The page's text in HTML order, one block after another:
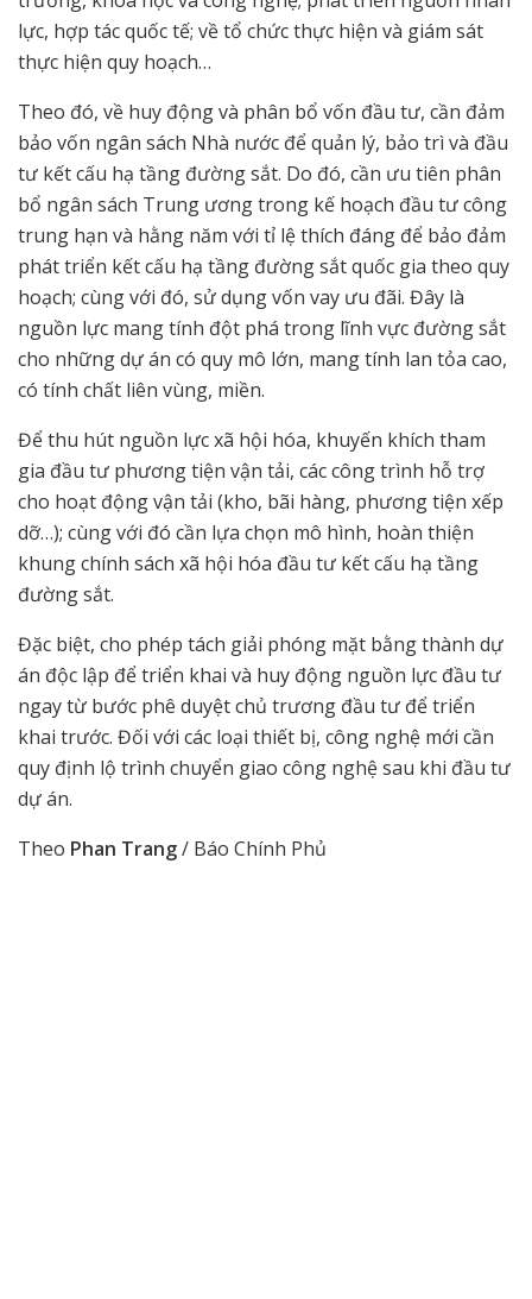
lực, hợp tác quốc tế; về tổ chức thực hiện và giám sát
thực hiện quy hoạch…
Theo đó, về huy động và phân bổ vốn đầu tư, cần đảm
bảo vốn ngân sách Nhà nước để quản lý, bảo trì và đầu
tư kết cấu hạ tầng đường sắt. Do đó, cần ưu tiên phân
bổ ngân sách Trung ương trong kế hoạch đầu tư công
trung hạn và hằng năm với tỉ lệ thích đáng để bảo đảm
phát triển kết cấu hạ tầng đường sắt quốc gia theo quy
hoạch; cùng với đó, sử dụng vốn vay ưu đãi. Đây là
nguồn lực mang tính đột phá trong lĩnh vực đường sắt
cho những dự án có quy mô lớn, mang tính lan tỏa cao,
có tính chất liên vùng, miền.
Để thu hút nguồn lực xã hội hóa, khuyến khích tham
gia đầu tư phương tiện vận tải, các công trình hỗ trợ
cho hoạt động vận tải (kho, bãi hàng, phương tiện xếp
dỡ…); cùng với đó cần lựa chọn mô hình, hoàn thiện
khung chính sách xã hội hóa đầu tư kết cấu hạ tầng
đường sắt.
Đặc biệt, cho phép tách giải phóng mặt bằng thành dự
án độc lập để triển khai và huy động nguồn lực đầu tư
ngay từ bước phê duyệt chủ trương đầu tư để triển
khai trước. Đối với các loại thiết bị, công nghệ mới cần
quy định lộ trình chuyển giao công nghệ sau khi đầu tư
dự án.
Theo Phan Trang/ Báo Chính Phủ